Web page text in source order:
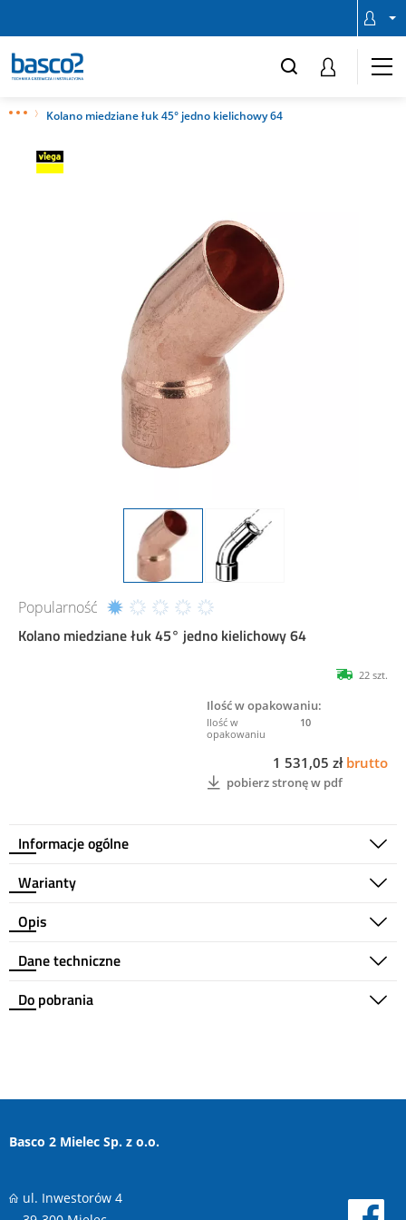
Kolano miedziane łuk 45° jedno kielichowy 64
Popularność
Kolano miedziane łuk 45° jedno kielichowy 64
Informacje ogólne
22 szt.
Ilość w opakowaniu:
10
1 531,05 zł brutto
pobierz stronę w pdf
Warianty
Opis
Dane techniczne
Do pobrania
Basco 2 Mielec Sp. z o.o.
ul. Inwestorów 4